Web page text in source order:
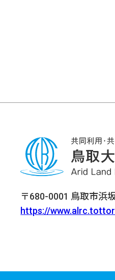
〒680-0001 鳥取市
https://